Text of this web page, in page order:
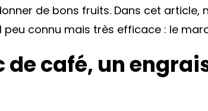
de bons fruits. Dans cet article,
peu connu mais très efficace : le
de café, un